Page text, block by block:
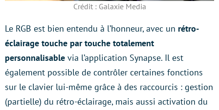
Crédit : Galaxie Media
Le RGB est bien entendu à l’honneur, avec un rétro-
éclairage touche par touche totalement
personnalisable via l’application Synapse. Il est
également possible de contrôler certaines fonctions
sur le clavier lui-même grâce à des raccourcis : gestion
(partielle) du rétro-éclairage, mais aussi activation du